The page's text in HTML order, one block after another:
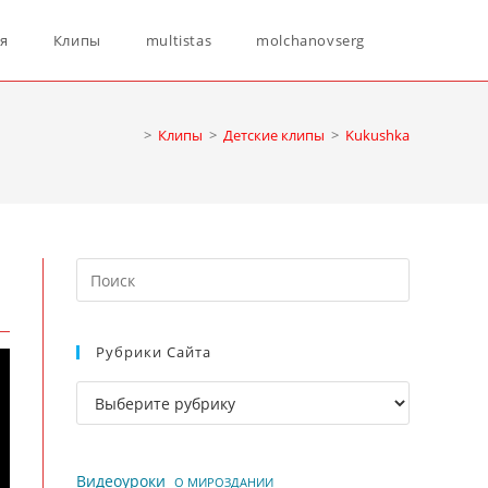
Клипы multistas molchanovserg
> Клипы > Детские клипы > Kukushka
клавишу
закрыть
Рубрики Сайта
Рубрики
сайта
Видеоуроки О МИРОЗДАНИИ